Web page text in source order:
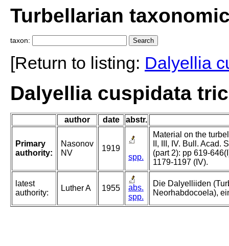
Turbellarian
taxon:
[Return to listing: Dalyellia
Dalyellia cuspidata
author date abstr.
Primary
authority:
Nasonov
NV
1919
spp.
Material on the
II, III, IV. Bull. Acad.
(part 2): pp 619-
1179-1197 (IV).
latest
authority:
Luther A 1955
abs.
spp.
Die Dalyelliiden
Neorhabdocoela),